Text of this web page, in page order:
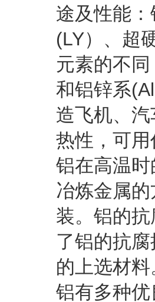
途及性能
(LY）、超
元素的不
和铝锌系
造飞机、
热性，可
铝在高温
冶炼金属
装。铝的
了铝的抗
的上选材
铝有多种